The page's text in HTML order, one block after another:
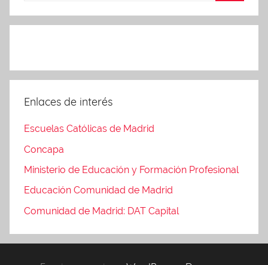
Enlaces de interés
Escuelas Católicas de Madrid
Concapa
Ministerio de Educación y Formación Profesional
Educación Comunidad de Madrid
Comunidad de Madrid: DAT Capital